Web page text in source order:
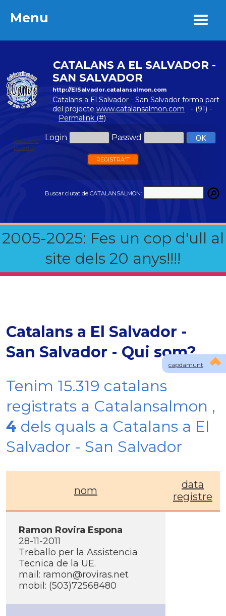
Menu
CATALANS A EL SALVADOR -
SAN SALVADOR
http://ElSalvador.catalansalmon.com
Catalans a El Salvador - San Salvador forma part
del projecte www.catalansalmon.com - (91) -
Permalink (#)
Login Passwd
Password
perdut?
REGISTRA'T
Buscar ciutat de CATALANSALMON:
2005-2025: Fes un cop d'ull al
site dels 20 anys!!!!
Menu
capdamunt
Catalans a El Salvador -
San Salvador - Qui som?
Tenim 15.319 catalans
registrats a Catalansalmon ,
4 dels quals a Catalans a El
Salvador - San Salvador
nom
data
registre
Ramon Rovira Espona
28-11-2011
Treballo per la Assistencia
Tecnica de la UE.
mail: ramon@roviras.net
mobil: (503)72568480